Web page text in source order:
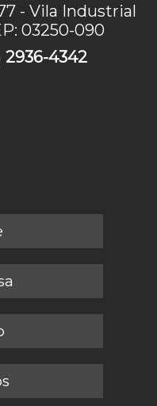
- Vila Industrial
03250-090
2936-4342